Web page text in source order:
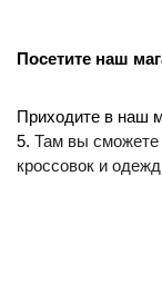
Посетите наш
Приходите в наш
5. Там вы сможете
кроссовок и